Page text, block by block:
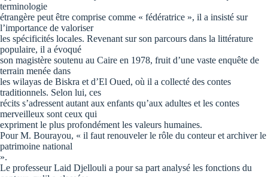
terminologie
étrangère peut être comprise comme « fédératrice », il a insisté sur
l’importance de valoriser
les spécificités locales. Revenant sur son parcours dans la littérature
populaire, il a évoqué
son magistère soutenu au Caire en 1978, fruit d’une vaste enquête de
terrain menée dans
les wilayas de Biskra et d’El Oued, où il a collecté des contes
traditionnels. Selon lui, ces
récits s’adressent autant aux enfants qu’aux adultes et les contes
merveilleux sont ceux qui
expriment le plus profondément les valeurs humaines.
Pour M. Bourayou, « il faut renouveler le rôle du conteur et archiver le
patrimoine national
».
Le professeur Laid Djellouli a pour sa part analysé les fonctions du